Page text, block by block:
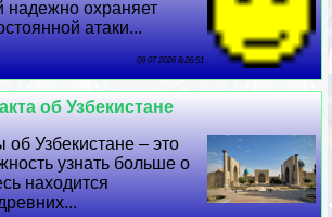
надежно охраняет
атаки...
09 07 2026 8:26:51
об Узбекистане
Узбекистане – это
узнать больше о
находится